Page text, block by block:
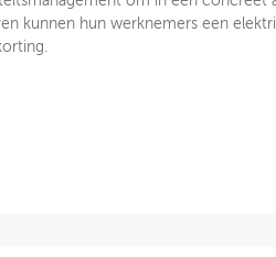
kunnen hun werknemers een